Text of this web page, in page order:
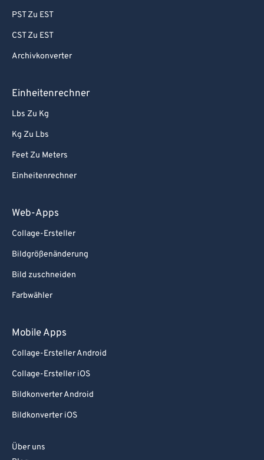
PST Zu EST
CST Zu EST
Archivkonverter
Einheitenrechner
Lbs Zu Kg
Kg Zu Lbs
Feet Zu Meters
Einheitenrechner
Web-Apps
Collage-Ersteller
Bildgrößenänderung
Bild zuschneiden
Farbwähler
Mobile Apps
Collage-Ersteller Android
Collage-Ersteller iOS
Bildkonverter Android
Bildkonverter iOS
Über uns